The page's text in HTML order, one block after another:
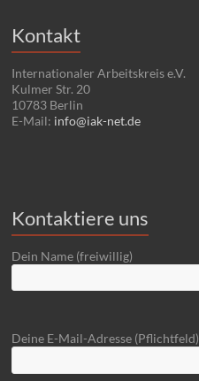
Kontakt
Internationaler Arbeitskreis e.V.
Kulmer Str. 20
10783 Berlin
E-Mail: info@iak-net.de
Kontaktiere uns
Dein Name (freiwillig)
Deine E-Mail-Adresse (Pflichtfeld)